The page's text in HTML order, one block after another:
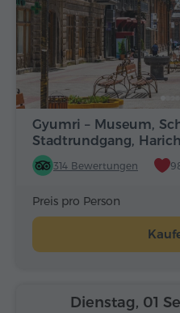
Gyumri – Museum,
Stadtrundgang,
314 Bewertungen
Preis pro Person
Dienstag, 01